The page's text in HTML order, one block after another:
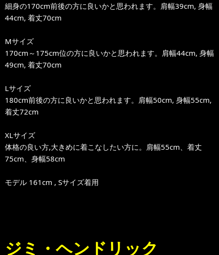
細身の170cm前後の方に良いかと思われます。肩幅39cm, 身幅
44cm, 着丈70cm
Mサイズ
170cm～175cm位の方に良いかと思われます。肩幅44cm, 身幅
49cm, 着丈70cm
Lサイズ
180cm前後の方に良いかと思われます。肩幅50cm, 身幅55cm,
着丈72cm
XLサイズ
体格の良い方,大きめに着こなしたい方に。肩幅55cm、着丈
75cm、身幅58cm
モデル 161cm , Sサイズ着用
ジミ・ヘンドリック